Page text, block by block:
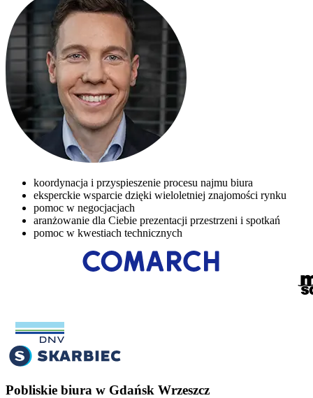
koordynacja i przyspieszenie procesu najmu biura
eksperckie wsparcie dzięki wieloletniej znajomości rynku
pomoc w negocjacjach
aranżowanie dla Ciebie prezentacji przestrzeni i spotkań
pomoc w kwestiach technicznych
Pobliskie biura w Gdańsk Wrzeszcz